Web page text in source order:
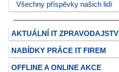
Všechny příspěvky našich lidí
AKTUÁLNÍ IT ZPRAVODAJSTVÍ
NABÍDKY PRÁCE IT FIREM
OFFLINE A ONLINE AKCE